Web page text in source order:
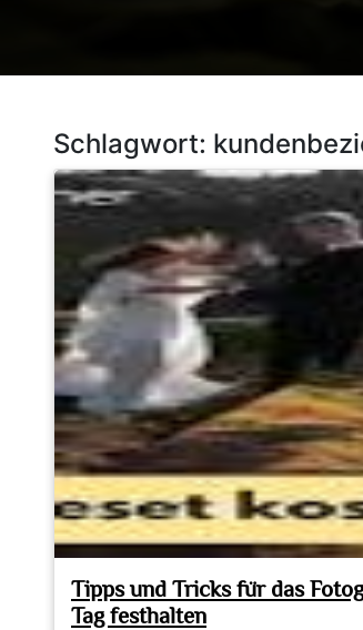
Schlagwort:
Tipps und Tricks für das
Tag festhalten